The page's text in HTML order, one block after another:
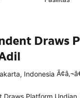
Draws
Indonesia